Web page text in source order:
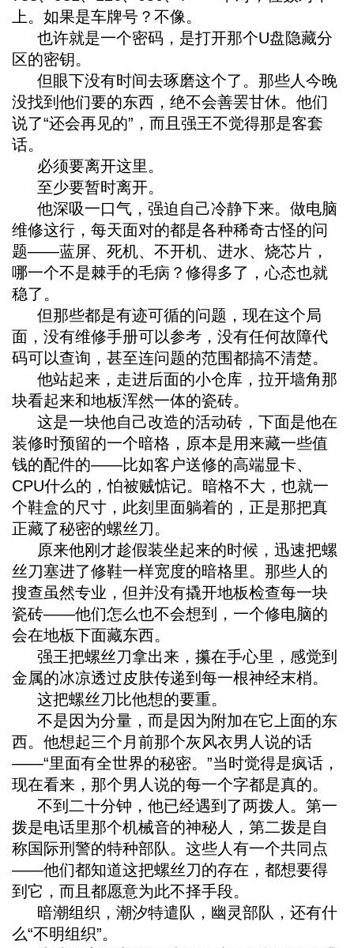
上。如果是车牌号？不像。
也许就是一个密码，是打开那个U盘隐藏分
区的密钥。
但眼下没有时间去琢磨这个了。那些人今晚
没找到他们要的东西，绝不会善罢甘休。他们
说了“还会再见的”，而且强王不觉得那是客套
话。
必须要离开这里。
至少要暂时离开。
他深吸一口气，强迫自己冷静下来。做电脑
维修这行，每天面对的都是各种稀奇古怪的问
题——蓝屏、死机、不开机、进水、烧芯片，
哪一个不是棘手的毛病？修得多了，心态也就
稳了。
但那些都是有迹可循的问题，现在这个局
面，没有维修手册可以参考，没有任何故障代
码可以查询，甚至连问题的范围都搞不清楚。
他站起来，走进后面的小仓库，拉开墙角那
块看起来和地板浑然一体的瓷砖。
这是一块他自己改造的活动砖，下面是他在
装修时预留的一个暗格，原本是用来藏一些值
钱的配件的——比如客户送修的高端显卡、
CPU什么的，怕被贼惦记。暗格不大，也就一
个鞋盒的尺寸，此刻里面躺着的，正是那把真
正藏了秘密的螺丝刀。
原来他刚才趁假装坐起来的时候，迅速把螺
丝刀塞进了修鞋一样宽度的暗格里。那些人的
搜查虽然专业，但并没有撬开地板检查每一块
瓷砖——他们怎么也不会想到，一个修电脑的
会在地板下面藏东西。
强王把螺丝刀拿出来，攥在手心里，感觉到
金属的冰凉透过皮肤传递到每一根神经末梢。
这把螺丝刀比他想的要重。
不是因为分量，而是因为附加在它上面的东
西。他想起三个月前那个灰风衣男人说的话
——“里面有全世界的秘密。”当时觉得是疯话，
现在看来，那个男人说的每一个字都是真的。
不到二十分钟，他已经遇到了两拨人。第一
拨是电话里那个机械音的神秘人，第二拨是自
称国际刑警的特种部队。这些人有一个共同点
——他们都知道这把螺丝刀的存在，都想要得
到它，而且都愿意为此不择手段。
暗潮组织，潮汐特遣队，幽灵部队，还有什
么“不明组织”。